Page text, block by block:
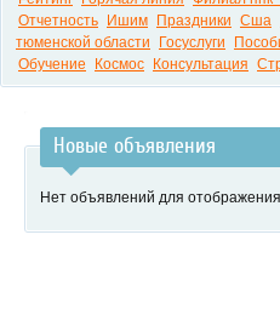
Отчетность
Ишим Праздники Сша
тюменской области
Госуслуги
Обучение
Космос Консультация
Новые объявления
Нет объявлений для